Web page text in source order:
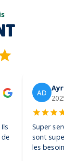
AD
Super
sont
les